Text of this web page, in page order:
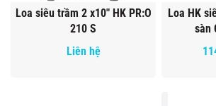
Loa siêu trầm 2 x10" HK PR:O
210 S
Liên hệ
Loa HK
sàn